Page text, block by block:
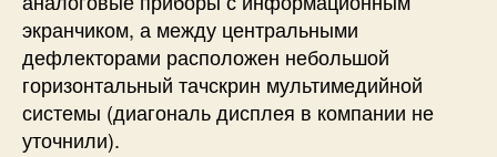
экранчиком, а между центральными
дефлекторами расположен небольшой
горизонтальный тачскрин мультимедийной
системы (диагональ дисплея в компании не
уточнили).